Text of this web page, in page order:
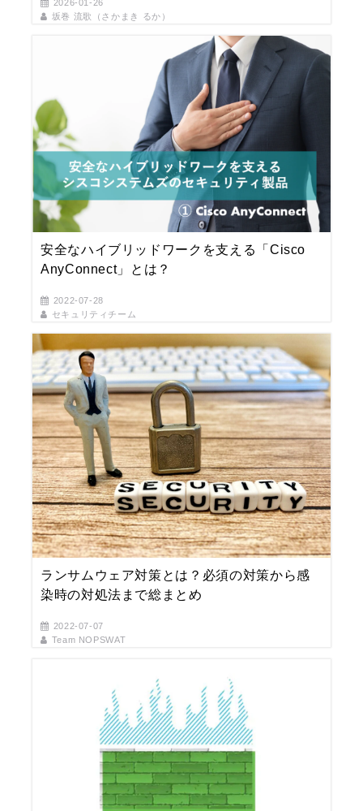
2026-01-26
坂巻 流歌（さかまき るか）
安全なハイブリッドワークを支える「Cisco
AnyConnect」とは？
2022-07-28
セキュリティチーム
ランサムウェア対策とは？必須の対策から感
染時の対処法まで総まとめ
2022-07-07
Team NOPSWAT